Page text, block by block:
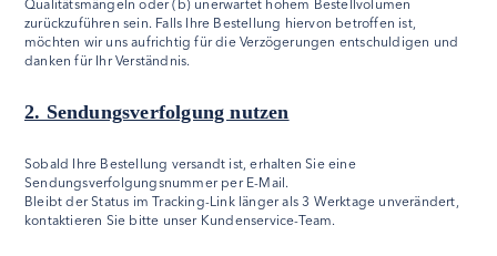
Qualitätsmängeln oder (b) unerwartet hohem Bestellvolumen
zurückzuführen sein. Falls Ihre Bestellung hiervon betroffen ist,
möchten wir uns aufrichtig für die Verzögerungen entschuldigen und
danken für Ihr Verständnis.
2. Sendungsverfolgung nutzen
Sobald Ihre Bestellung versandt ist, erhalten Sie eine
Sendungsverfolgungsnummer per E-Mail.
Bleibt der Status im Tracking-Link länger als 3 Werktage unverändert,
kontaktieren Sie bitte unser Kundenservice-Team.